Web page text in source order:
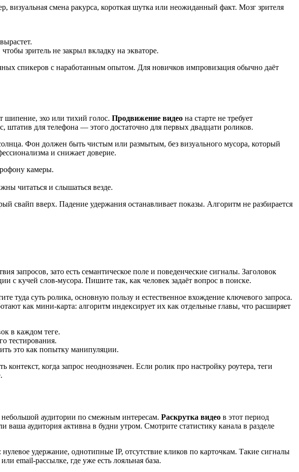
смена ракурса, короткая шутка или неожиданный факт. Мозг зрителя
зритель не закрыл вкладку на экваторе.
спикеров с наработанным опытом. Для новичков импровизация обычно даёт
шипение, эхо или тихий голос. Продвижение видео на старте не требует
для телефона — этого достаточно для первых двадцати роликов.
Фон должен быть чистым или размытым, без визуального мусора, который
и снижает доверие.
камеры.
читаться и слышаться везде.
свайп вверх. Падение удержания останавливает показы. Алгоритм не разбирается
запросов, зато есть семантическое поле и поведенческие сигналы. Заголовок
с кучей слов-мусора. Пишите так, как человек задаёт вопрос в поиске.
суть ролика, основную пользу и естественное вхождение ключевого запроса.
как мини-карта: алгоритм индексирует их как отдельные главы, что расширяет
в каждом теге.
тестирования.
это как попытку манипуляции.
когда запрос неоднозначен. Если ролик про настройку роутера, теги
аудитории по смежным интересам. Раскрутка видео в этот период
аудитория активна в будни утром. Смотрите статистику канала в разделе
удержание, однотипные IP, отсутствие кликов по карточкам. Такие сигналы
email-рассылке, где уже есть лояльная база.